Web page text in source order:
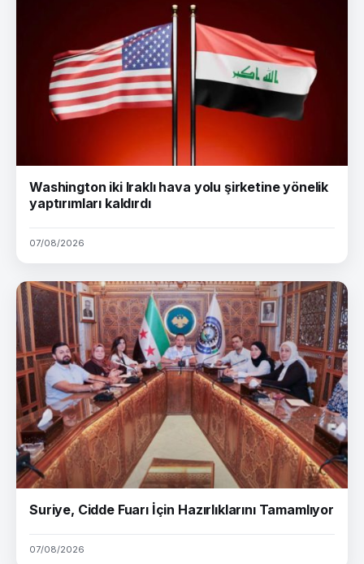
Washington iki Iraklı hava yolu şirketine yönelik
yaptırımları kaldırdı
07/08/2026
Suriye, Cidde Fuarı İçin Hazırlıklarını Tamamlıyor
07/08/2026